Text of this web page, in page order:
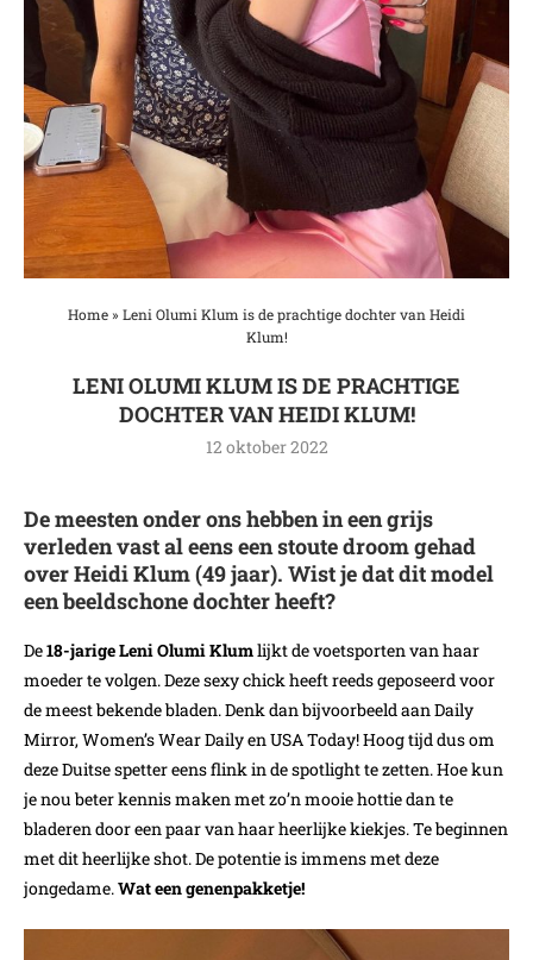
Home» Leni Olumi Klum is de prachtige dochter van Heidi
Klum!
LENI OLUMI KLUM IS DE PRACHTIGE
DOCHTER VAN HEIDI KLUM!
12 oktober 2022
De meesten onder ons hebben in een grijs
verleden vast al eens een stoute droom gehad
over Heidi Klum (49 jaar). Wist je dat dit model
een beeldschone dochter heeft?
De18-jarige Leni Olumi Klumlijkt de voetsporten van haar
moeder te volgen. Deze sexy chick heeft reeds geposeerd voor
de meest bekende bladen. Denk dan bijvoorbeeld aan Daily
Mirror, Women’s Wear Daily en USA Today! Hoog tijd dus om
deze Duitse spetter eens flink in de spotlight te zetten. Hoe kun
je nou beter kennis maken met zo’n mooie hottie dan te
bladeren door een paar van haar heerlijke kiekjes. Te beginnen
met dit heerlijke shot. De potentie is immens met deze
jongedame.Wat een genenpakketje!